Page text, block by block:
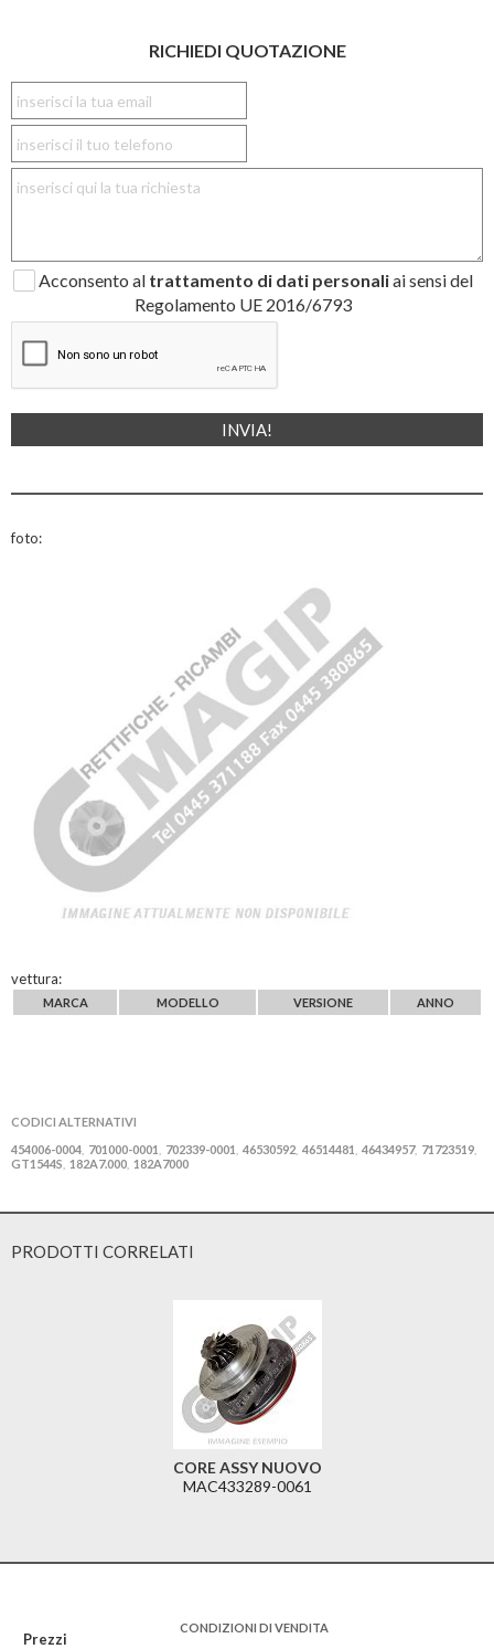
RICHIEDI QUOTAZIONE
Acconsento al trattamento di dati personaliai sensi del
Regolamento UE 2016/6793
foto:
vettura:
MARCA MODELLO VERSIONE ANNO
CODICI ALTERNATIVI
454006-0004 701000-0001 702339-0001 46530592 46514481 46434957, 71723519
GT1544S 182A7.000 182A7000
PRODOTTI CORRELATI
CORE ASSY NUOVO
MAC433289-0061
Prezzi
CONDIZIONI DI VENDITA